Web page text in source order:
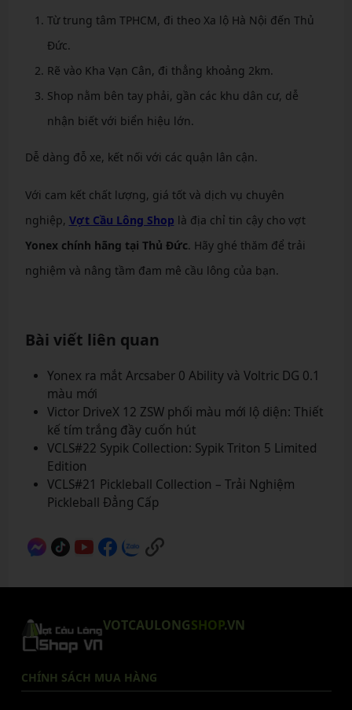
Từ trung tâm TPHCM, đi theo Xa lộ Hà Nội đến Thủ
Đức.
Rẽ vào Kha Vạn Cân, đi thẳng khoảng 2km.
Shop nằm bên tay phải, gần các khu dân cư, dễ
nhận biết với biển hiệu lớn.
Dễ dàng đỗ xe, kết nối với các quận lân cận.
Với cam kết chất lượng, giá tốt và dịch vụ chuyên
nghiệp, Vợt Cầu Lông Shop là địa chỉ tin cậy cho vợt
Yonex chính hãng tại Thủ Đức. Hãy ghé thăm để trải
nghiệm và nâng tầm đam mê cầu lông của bạn.
Bài viết liên quan
Yonex ra mắt Arcsaber 0 Ability và Voltric DG 0.1
màu mới
Victor DriveX 12 ZSW phối màu mới lộ diện: Thiết
kế tím trắng đầy cuốn hút
VCLS#22 Sypik Collection: Sypik Triton 5 Limited
Edition
VCLS#21 Pickleball Collection – Trải Nghiệm
Pickleball Đẳng Cấp
VOTCAULONGSHOP.VN
CHÍNH SÁCH MUA HÀNG